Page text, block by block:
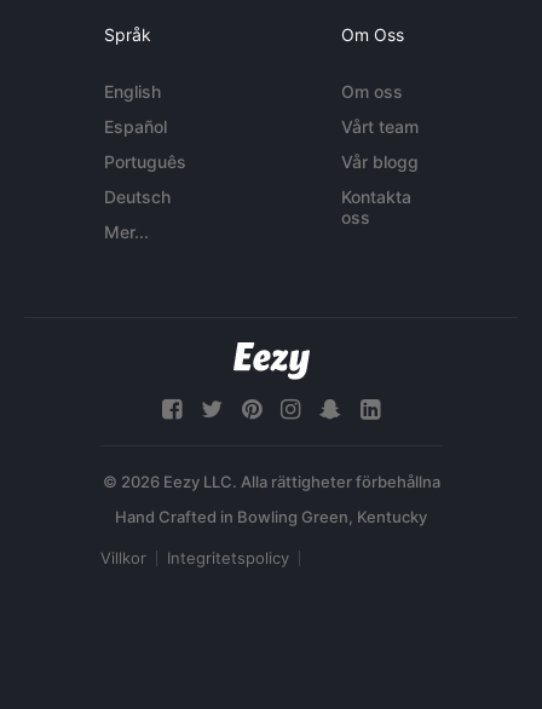
Språk
English
Español
Português
Deutsch
Mer...
Om Oss
Om oss
Vårt team
Vår blogg
Kontakta
oss
© 2026 Eezy LLC. Alla rättigheter förbehållna
Villkor Integritetspolicy